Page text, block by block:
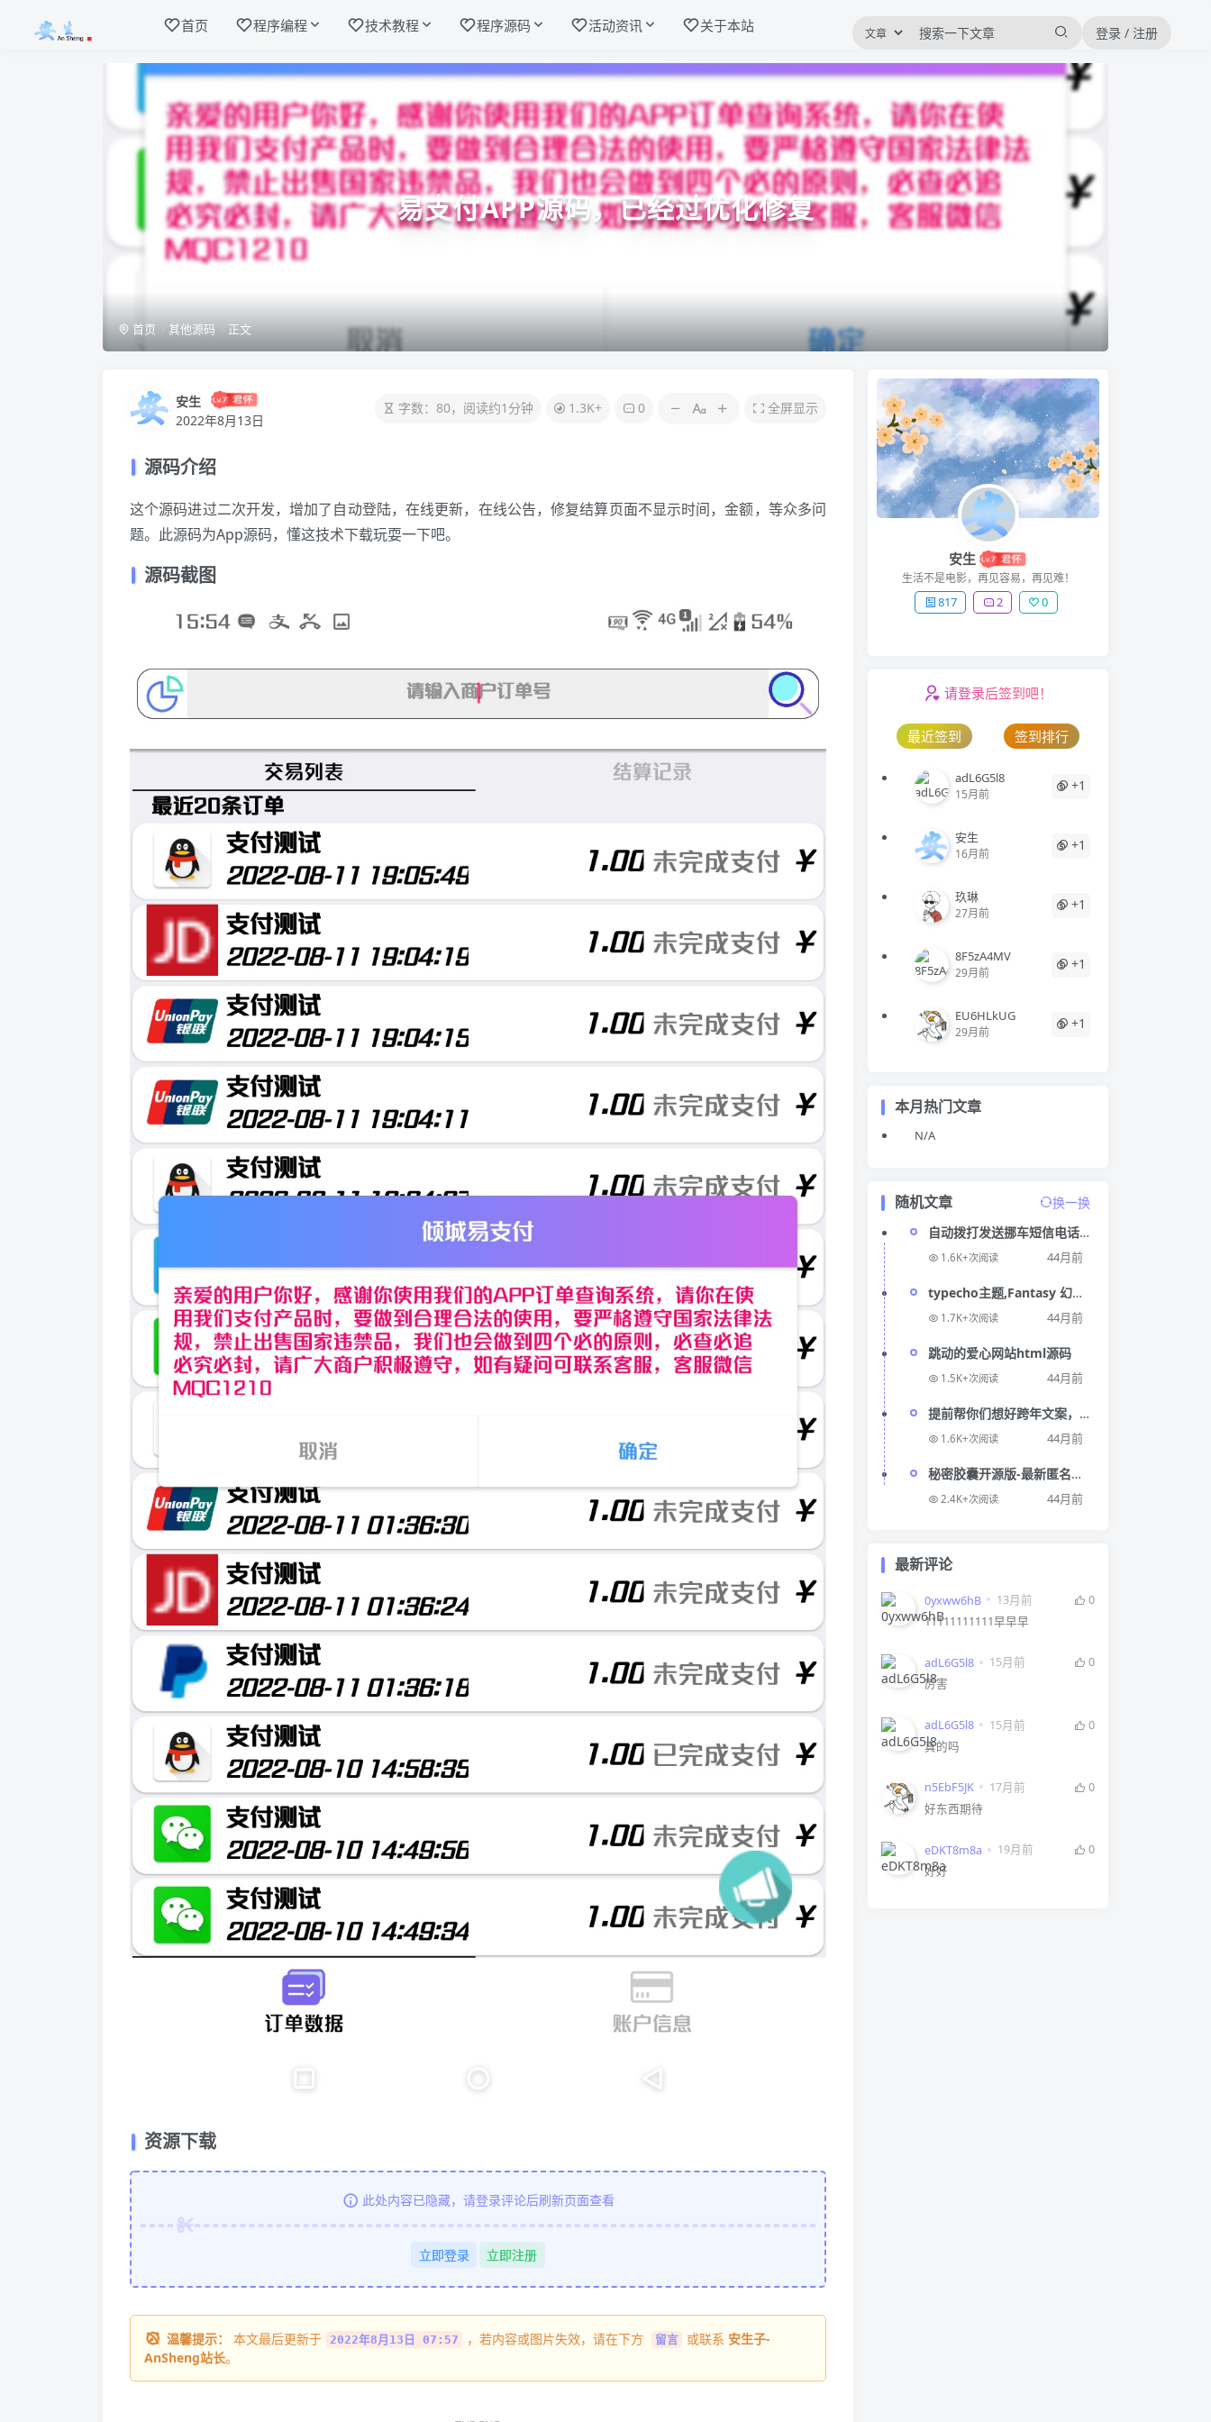
首页 程序编程 技术教程 程序源码 活动资讯 关于本站 登录 / 注册
易支付APP源码，已经过优化修复
首页 其他源码 正文
安生
2022年8月13日
字数：80，阅读约1分钟 1.3K+ 0 全屏显示
源码介绍
这个源码进过二次开发，增加了自动登陆，在线更新，在线公告，修复结算页面不显示时间，金额，等众多问
题。此源码为App源码，懂这技术下载玩耍一下吧。
源码截图
资源下载
此处内容已隐藏，请登录评论后刷新页面查看
立即登录 立即注册
温馨提示： 本文最后更新于 2022年8月13日 07:57 ，若内容或图片失效，请在下方 留言 或联系 安生子-
AnSheng站长。
安生
生活不是电影，再见容易，再见难！
817 2 0
请登录后签到吧！
最近签到 签到排行
adL6G5l8
15月前
+1
安生
16月前
+1
玖琳
27月前
+1
8F5zA4MV
29月前
+1
EU6HLkUG
29月前
+1
本月热门文章
N/A
随机文章
换一换
自动拨打发送挪车短信电话
源码 纯html临时停车挪车网
1.6K+次阅读 44月前
typecho主题,Fantasy 幻想
动漫风格
1.7K+次阅读 44月前
跳动的爱心网站html源码
1.5K+次阅读 44月前
提前帮你们想好跨年文案，
适合在12月31日发的跨年文
1.6K+次阅读 44月前
秘密胶囊开源版-最新匿名留
言PHP网页源码
2.4K+次阅读 44月前
最新评论
0yxww6hB 13月前
0
11111111111早早早
adL6G5l8 15月前
0
厉害
adL6G5l8 15月前
0
真的吗
n5EbF5JK 17月前
0
好东西期待
eDKT8m8a 19月前
0
好好